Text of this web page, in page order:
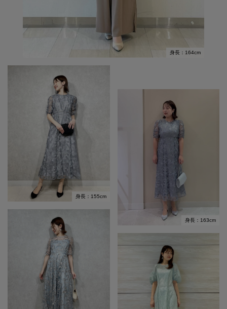
身長：164cm
身長：155cm
身長：163cm